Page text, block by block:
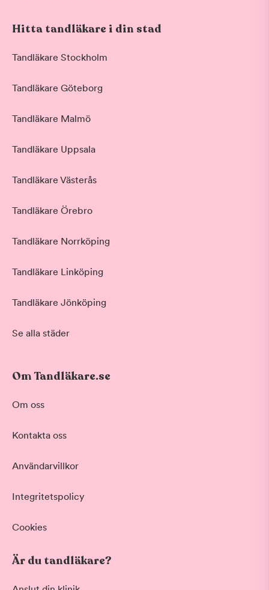
Hitta tandläkare i din stad
Tandläkare Stockholm
Tandläkare Göteborg
Tandläkare Malmö
Tandläkare Uppsala
Tandläkare Västerås
Tandläkare Örebro
Tandläkare Norrköping
Tandläkare Linköping
Tandläkare Jönköping
Se alla städer
Om Tandläkare.se
Om oss
Kontakta oss
Användarvillkor
Integritetspolicy
Cookies
Är du tandläkare?